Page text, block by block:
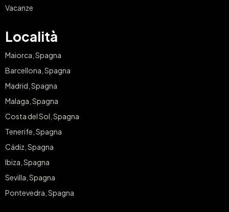
Vacanze
Località
Maiorca, Spagna
Barcellona, Spagna
Madrid, Spagna
Malaga, Spagna
Costa del Sol, Spagna
Tenerife, Spagna
Cádiz, Spagna
Ibiza, Spagna
Sevilla, Spagna
Pontevedra, Spagna